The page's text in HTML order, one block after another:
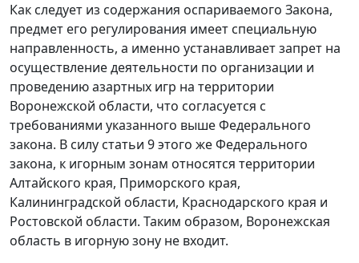
Как следует из содержания оспариваемого Закона,
предмет его регулирования имеет специальную
направленность, а именно устанавливает запрет на
осуществление деятельности по организации и
проведению азартных игр на территории
Воронежской области, что согласуется с
требованиями указанного выше Федерального
закона. В силу статьи 9этого же Федерального
закона, к игорным зонам относятся территории
Алтайского края, Приморского края,
Калининградской области, Краснодарского края и
Ростовской области. Таким образом, Воронежская
область в игорную зону не входит.